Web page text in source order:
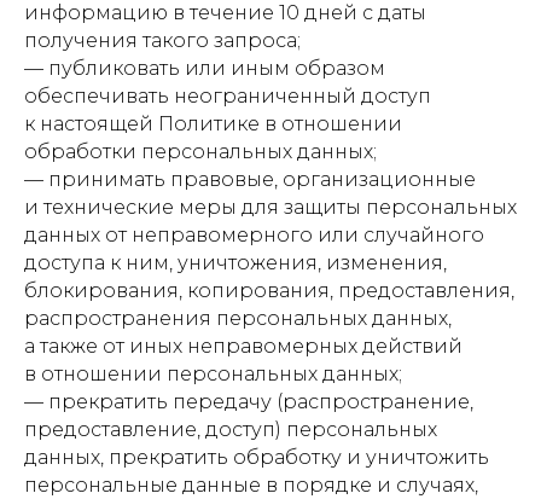
информацию в течение 10 дней с даты
получения такого запроса;
— публиковать или иным образом
обеспечивать неограниченный доступ
к настоящей Политике в отношении
обработки персональных данных;
— принимать правовые, организационные
и технические меры для защиты персональных
данных от неправомерного или случайного
доступа к ним, уничтожения, изменения,
блокирования, копирования, предоставления,
распространения персональных данных,
а также от иных неправомерных действий
в отношении персональных данных;
— прекратить передачу (распространение,
предоставление, доступ) персональных
данных, прекратить обработку и уничтожить
персональные данные в порядке и случаях,